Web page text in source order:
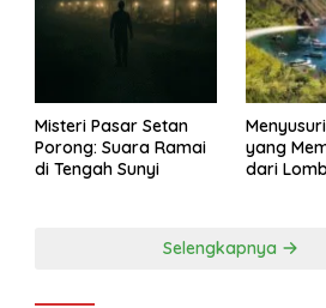
Misteri Pasar Setan
Porong: Suara Ramai
di Tengah Sunyi
yang
dari
Selengkapnya